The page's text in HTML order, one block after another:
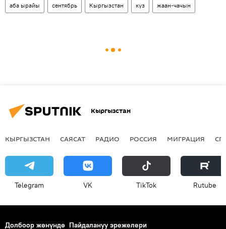
аба ырайы сентябрь Кыргызстан күз жаан-чачын
Кыргызстан
КЫРГЫЗСТАН САЯСАТ РАДИО РОССИЯ МИГРАЦИЯ
Telegram VK ТikТоk Rutube
Долбоор жөнүндө Пайдалануу эрежелери